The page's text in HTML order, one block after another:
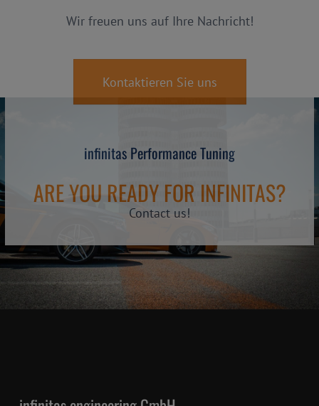
Wir freuen uns auf Ihre Nachricht!
Kontaktieren Sie uns
infinitas Performance Tuning
ARE YOU READY FOR INFINITAS?
Contact us!